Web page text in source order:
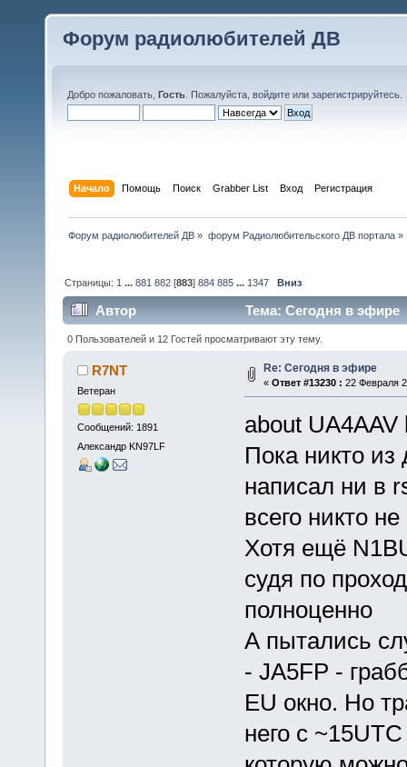
Форум радиолюбителей ДВ
Добро пожаловать, Гость . Пожалуйста, войдите или зарегистрируйтесь
Начало Помощь Поиск Grabber List Вход Регистрация
Форум радиолюбителей ДВ » форум Радиолюбительского ДВ портала»
Страницы: 1 ...881 882 [883]884 885 ... 1347 Вниз
Автор Тема: Сегодня в эфире
0 Пользователей и 12 Гостей просматривают эту тему.
R7NT
Ветеран
Сообщений: 1891
Александр KN97LF
Re: Сегодня в эфире
« Ответ #13230 : 22 Февраля
about UA4AAV
Пока никто из
написал ни в
всего никто
Хотя ещё
судя по
полноценно
А пытались
- JA5FP -
EU окно. Но
него с